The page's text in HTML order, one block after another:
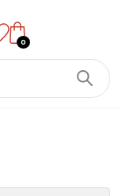
0